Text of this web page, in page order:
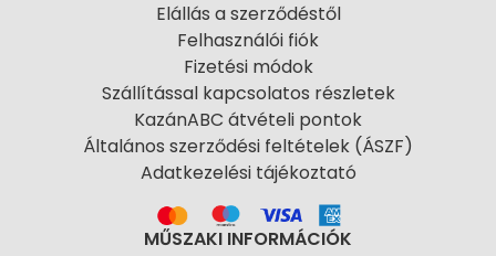
Elállás a szerződéstől
Felhasználói fiók
Fizetési módok
Szállítással kapcsolatos részletek
KazánABC átvételi pontok
Általános szerződési feltételek (ÁSZF)
Adatkezelési tájékoztató
MŰSZAKI INFORMÁCIÓK